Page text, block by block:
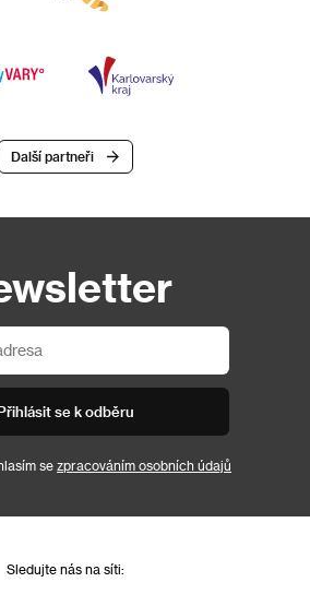
Další partneři
se k odběru
se zpracováním osobních údajů
Sledujte nás na síti: